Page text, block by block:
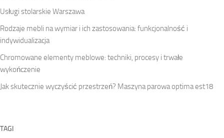
Usługi stolarskie Warszawa
Rodzaje mebli na wymiar i ich zastosowania: funkcjonalność i
indywidualizacja
Chromowane elementy meblowe: techniki, procesy i trwałe
wykończenie
Jak skutecznie wyczyścić przestrzeń? Maszyna parowa optima est18
TAGI